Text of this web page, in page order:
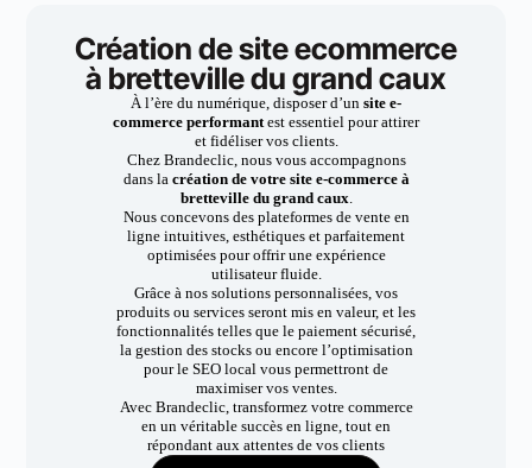
Création de site ecommerce
à bretteville du grand caux
À l’ère du numérique, disposer d’un site e-
commerce performantest essentiel pour attirer
et fidéliser vos clients.
Chez Brandeclic, nous vous accompagnons
dans la création de votre site e-commerce à
bretteville du grand caux.
Nous concevons des plateformes de vente en
ligne intuitives, esthétiques et parfaitement
optimisées pour offrir une expérience
utilisateur fluide.
Grâce à nos solutions personnalisées, vos
produits ou services seront mis en valeur, et les
fonctionnalités telles que le paiement sécurisé,
la gestion des stocks ou encore l’optimisation
pour le SEO local vous permettront de
maximiser vos ventes.
Avec Brandeclic, transformez votre commerce
en un véritable succès en ligne, tout en
répondant aux attentes de vos clients